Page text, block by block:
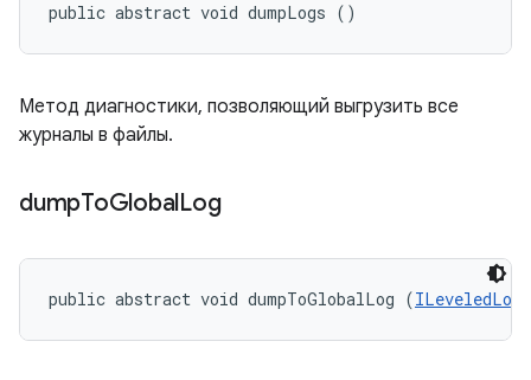
public abstract void dumpLogs ()
Метод диагностики, позволяющий выгрузить все
журналы в файлы.
dumpToGlobalLog
public abstract void dumpToGlobalLog (